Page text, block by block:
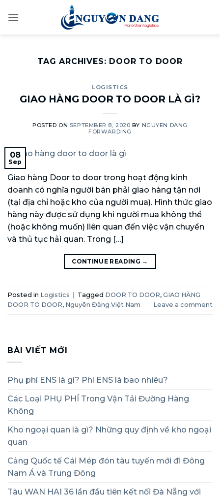
TAG ARCHIVES: DOOR TO DOOR
LOGISTICS
GIAO HÀNG DOOR TO DOOR LÀ GÌ?
POSTED ON SEPTEMBER 8, 2020 BY NGUYEN DANG
FORWARDING
08
Sep
Giao hàng Door to door trong hoạt động kinh
doanh có nghĩa người bán phải giao hàng tận nơi
(tại địa chỉ hoặc kho của người mua). Hình thức giao
hàng này được sử dụng khi người mua không thể
(hoặc không muốn) liên quan đến việc vận chuyển
và thủ tục hải quan. Trong […]
CONTINUE READING →
Posted in Logistics Tagged DOOR TO DOOR, GIAO HÀNG
DOOR TO DOOR, Nguyên Đăng Việt Nam Leave a comment
BÀI VIẾT MỚI
Phụ phí ENS là gì? Phí ENS là bao nhiêu?
Các Loại PHỤ PHÍ Trong Vận Tải Đường Hàng
Không
Kho ngoại quan là gì? Những quy định về kho ngoại
quan
Cảng Quốc tế Cái Mép đón tàu tuyến mới đi Đông
Nam Á và Trung Đông
Tàu WAN HAI 36 lần đầu tiên kết nối Đà Nẵng với